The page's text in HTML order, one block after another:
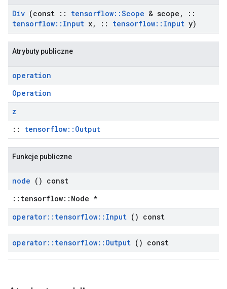
Div (const :: tensorflow::Scope & scope ,
::
tensorflow:: Input x, :: tensorflow:: Input y)
Atrybuty publiczne
operation
Operation
z
:: tensorflow::Output
Funkcje publiczne
node () const
::tensorflow::Node *
operator:: tensorflow:: Input () const
operator:: tensorflow:: Output () const